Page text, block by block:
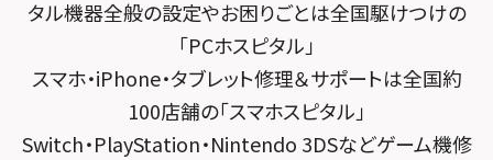
スマホスピタル練馬
スマホスピタル 神田
スマホスピタル三軒茶屋
スマホスピタル烏丸
スマホスピタル 京都宇治
スマホスピタル 福知山
タル機器全般の設定やお困りごとは全国駆けつけの
「PCホスピタル」
スマホ・iPhone・タブレット修理＆サポートは全国約
100店舗の「スマホスピタル」
Switch・PlayStation・Nintendo 3DSなどゲーム機修